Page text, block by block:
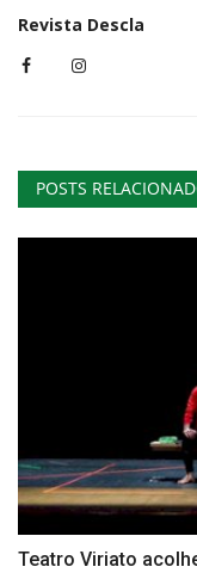
Revista Descla
POSTS
Teatro Viriato